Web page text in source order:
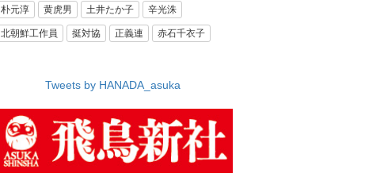
朴元淳 黄虎男 土井たか子 辛光洙
北朝鮮工作員 挺対協 正義連 赤石千衣子
Tweets by HANADA_asuka